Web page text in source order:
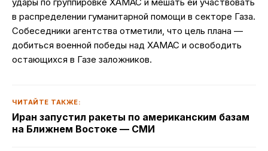
удары по группировке ХАМАС и мешать ей участвовать
в распределении гуманитарной помощи в секторе Газа.
Собеседники агентства отметили, что цель плана —
добиться военной победы над ХАМАС и освободить
остающихся в Газе заложников.
ЧИТАЙТЕ ТАКЖЕ:
Иран запустил ракеты по американским базам
на Ближнем Востоке — СМИ